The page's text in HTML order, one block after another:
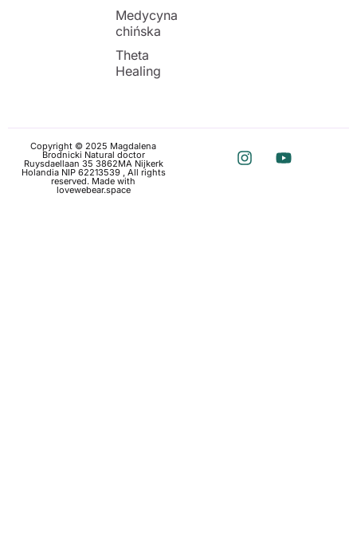
Medycyna
chińska
Theta
Healing
Copyright © 2025 Magdalena
Brodnicki Natural doctor
Ruysdaellaan 35 3862MA Nijkerk
Holandia NIP 62213539 , All rights
reserved. Made with
lovewebear.space